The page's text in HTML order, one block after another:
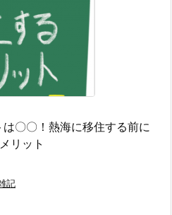
〇〇！熱海に移住する前に
リット
記